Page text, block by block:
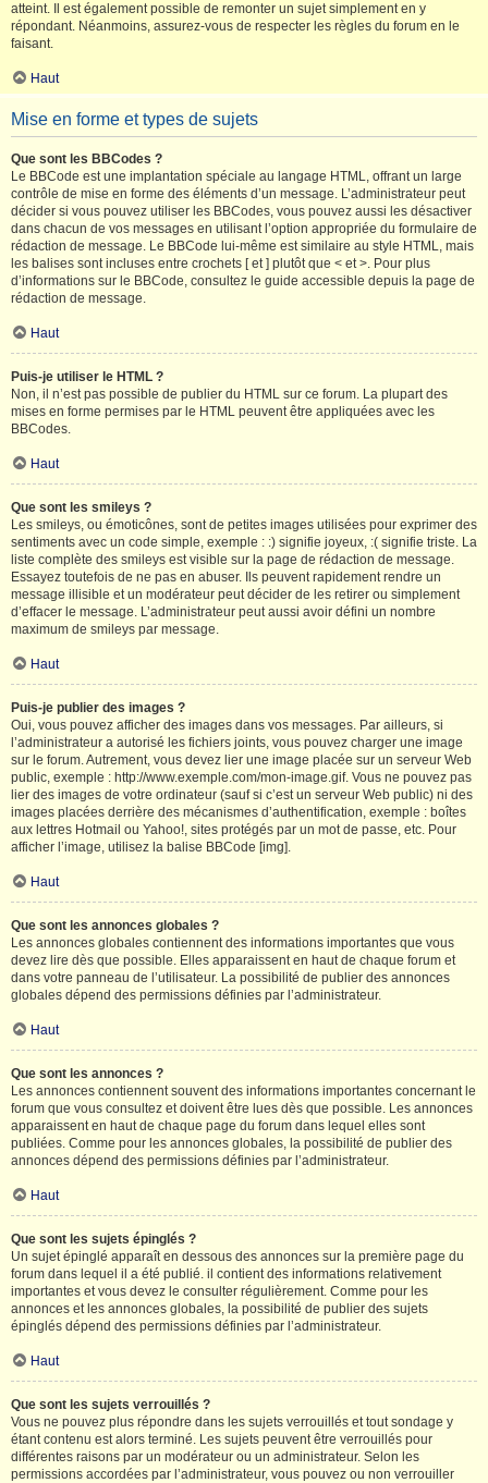
atteint. Il est également possible de remonter un sujet simplement en y
répondant. Néanmoins, assurez-vous de respecter les règles du forum en le
faisant.
Haut
Mise en forme et types de sujets
Que sont les BBCodes ?
Le BBCode est une implantation spéciale au langage HTML, offrant un large
contrôle de mise en forme des éléments d’un message. L’administrateur peut
décider si vous pouvez utiliser les BBCodes, vous pouvez aussi les désactiver
dans chacun de vos messages en utilisant l’option appropriée du formulaire de
rédaction de message. Le BBCode lui-même est similaire au style HTML, mais
les balises sont incluses entre crochets [ et ] plutôt que < et >. Pour plus
d’informations sur le BBCode, consultez le guide accessible depuis la page de
rédaction de message.
Haut
Puis-je utiliser le HTML ?
Non, il n’est pas possible de publier du HTML sur ce forum. La plupart des
mises en forme permises par le HTML peuvent être appliquées avec les
BBCodes.
Haut
Que sont les smileys ?
Les smileys, ou émoticônes, sont de petites images utilisées pour exprimer des
sentiments avec un code simple, exemple : :) signifie joyeux, :( signifie triste. La
liste complète des smileys est visible sur la page de rédaction de message.
Essayez toutefois de ne pas en abuser. Ils peuvent rapidement rendre un
message illisible et un modérateur peut décider de les retirer ou simplement
d’effacer le message. L’administrateur peut aussi avoir défini un nombre
maximum de smileys par message.
Haut
Puis-je publier des images ?
Oui, vous pouvez afficher des images dans vos messages. Par ailleurs, si
l’administrateur a autorisé les fichiers joints, vous pouvez charger une image
sur le forum. Autrement, vous devez lier une image placée sur un serveur Web
public, exemple : http://www.exemple.com/mon-image.gif. Vous ne pouvez pas
lier des images de votre ordinateur (sauf si c’est un serveur Web public) ni des
images placées derrière des mécanismes d’authentification, exemple : boîtes
aux lettres Hotmail ou Yahoo!, sites protégés par un mot de passe, etc. Pour
afficher l’image, utilisez la balise BBCode [img].
Haut
Que sont les annonces globales ?
Les annonces globales contiennent des informations importantes que vous
devez lire dès que possible. Elles apparaissent en haut de chaque forum et
dans votre panneau de l’utilisateur. La possibilité de publier des annonces
globales dépend des permissions définies par l’administrateur.
Haut
Que sont les annonces ?
Les annonces contiennent souvent des informations importantes concernant le
forum que vous consultez et doivent être lues dès que possible. Les annonces
apparaissent en haut de chaque page du forum dans lequel elles sont
publiées. Comme pour les annonces globales, la possibilité de publier des
annonces dépend des permissions définies par l’administrateur.
Haut
Que sont les sujets épinglés ?
Un sujet épinglé apparaît en dessous des annonces sur la première page du
forum dans lequel il a été publié. il contient des informations relativement
importantes et vous devez le consulter régulièrement. Comme pour les
annonces et les annonces globales, la possibilité de publier des sujets
épinglés dépend des permissions définies par l’administrateur.
Haut
Que sont les sujets verrouillés ?
Vous ne pouvez plus répondre dans les sujets verrouillés et tout sondage y
étant contenu est alors terminé. Les sujets peuvent être verrouillés pour
différentes raisons par un modérateur ou un administrateur. Selon les
permissions accordées par l’administrateur, vous pouvez ou non verrouiller